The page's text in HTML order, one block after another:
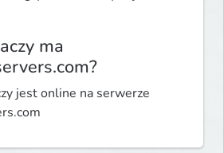
ma
jest online na serwerze